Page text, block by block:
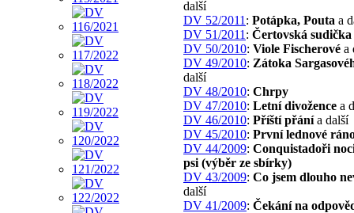
další
DV 52/2011 : Potápka, Pouta a
DV 51/2011 : Čertovská sudička
DV 50/2010: Viole Fischerové a
DV 49/2010: Zátoka
další
DV 48/2010: Chrpy
DV 47/2010: Letní divožence a
DV 46/2010: Příští přánía další
DV 45/2010: První lednové
DV 44/2009: Conquistadoři
psi (výběr ze sbírky)
DV 43/2009: Co jsem dlouho
další
DV 41/2009: Čekání na